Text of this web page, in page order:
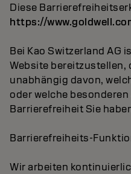
Diese
https://
Bei Kao Switzerland AG
Website bereitzustellen,
unabhängig davon,
oder welche
Barrierefreiheit Sie
Barrierefreiheits-
Wir arbeiten